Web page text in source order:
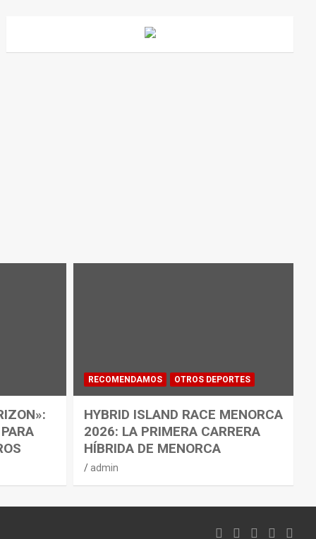
RECOMENDAMOS OTROS DEPORTES
HYBRID ISLAND RACE MENORCA
2026: LA PRIMERA CARRERA
HÍBRIDA DE MENORCA
admin